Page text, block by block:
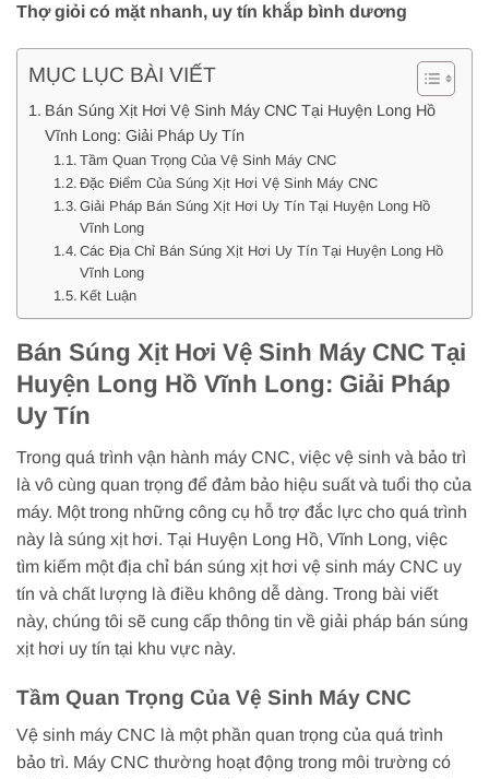
Thợ giỏi có mặt nhanh, uy tín khắp bình dương
MỤC LỤC BÀI VIẾT
Bán Súng Xịt Hơi Vệ Sinh Máy CNC Tại Huyện Long Hồ
Vĩnh Long: Giải Pháp Uy Tín
Tầm Quan Trọng Của Vệ Sinh Máy CNC
Đặc Điểm Của Súng Xịt Hơi Vệ Sinh Máy CNC
Giải Pháp Bán Súng Xịt Hơi Uy Tín Tại Huyện Long Hồ
Vĩnh Long
Các Địa Chỉ Bán Súng Xịt Hơi Uy Tín Tại Huyện Long Hồ
Vĩnh Long
Kết Luận
Bán Súng Xịt Hơi Vệ Sinh Máy CNC Tại
Huyện Long Hồ Vĩnh Long: Giải Pháp
Uy Tín
Trong quá trình vận hành máy CNC, việc vệ sinh và bảo trì
là vô cùng quan trọng để đảm bảo hiệu suất và tuổi thọ của
máy. Một trong những công cụ hỗ trợ đắc lực cho quá trình
này là súng xịt hơi. Tại Huyện Long Hồ, Vĩnh Long, việc
tìm kiếm một địa chỉ bán súng xịt hơi vệ sinh máy CNC uy
tín và chất lượng là điều không dễ dàng. Trong bài viết
này, chúng tôi sẽ cung cấp thông tin về giải pháp bán súng
xịt hơi uy tín tại khu vực này.
Tầm Quan Trọng Của Vệ Sinh Máy CNC
Vệ sinh máy CNC là một phần quan trọng của quá trình
bảo trì. Máy CNC thường hoạt động trong môi trường có